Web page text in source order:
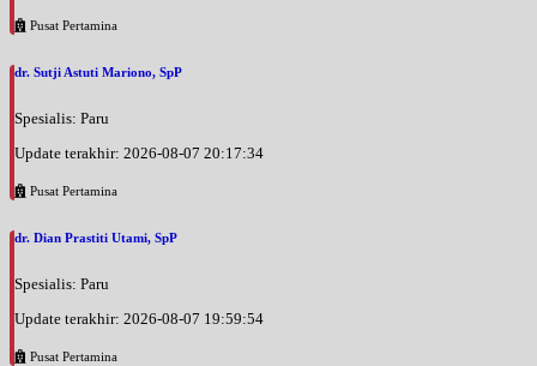
Pusat Pertamina
dr. Sutji Astuti Mariono, SpP
Spesialis: Paru
Update terakhir: 2026-08-07 20:17:34
Pusat Pertamina
dr. Dian Prastiti Utami, SpP
Spesialis: Paru
Update terakhir: 2026-08-07 19:59:54
Pusat Pertamina